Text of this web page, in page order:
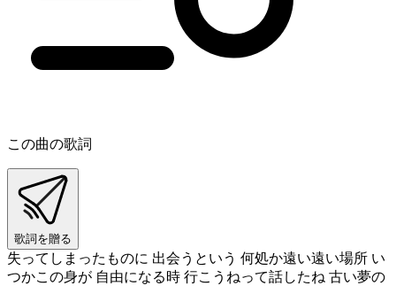
この曲の歌詞
歌詞を贈る
失ってしまったものに 出会うという 何処か遠い遠い場所 い
つかこの身が 自由になる時 行こうねって話したね 古い夢の